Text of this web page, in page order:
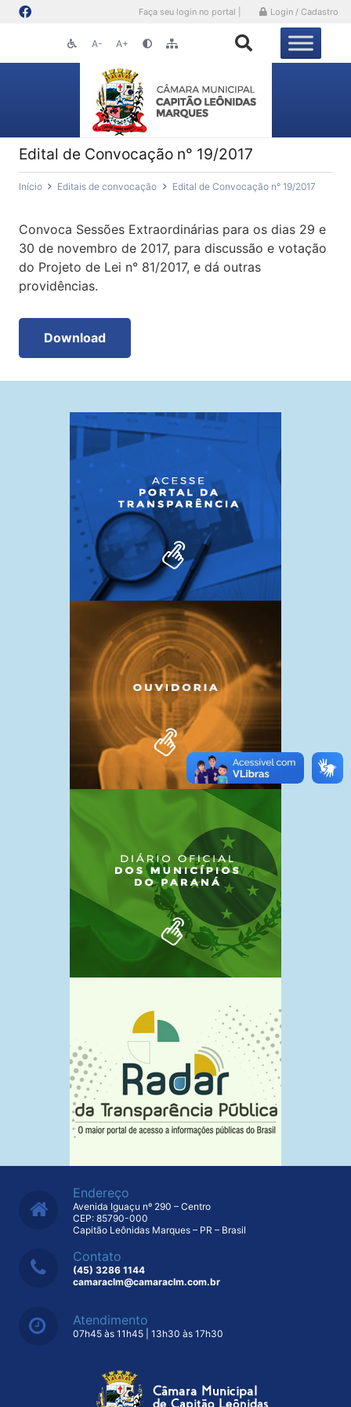
Faça seu login no portal | Login / Cadastro
A- A+
Edital de Convocação n° 19/2017
Início Editais de convocação Edital de Convocação n° 19/2017
Convoca Sessões Extraordinárias para os dias 29 e
30 de novembro de 2017, para discussão e votação
do Projeto de Lei n° 81/2017, e dá outras
providências.
Download
Endereço
Avenida Iguaçu nº 290 – Centro
CEP: 85790-000
Capitão Leônidas Marques – PR – Brasil
Contato
(45) 3286 1144
camaraclm@camaraclm.com.br
Atendimento
07h45 às 11h45 | 13h30 às 17h30